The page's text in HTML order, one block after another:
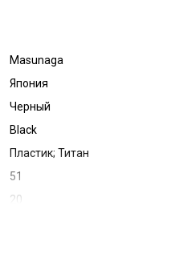
Masunaga
Япония
Черный
Black
Пластик; Титан
51
20